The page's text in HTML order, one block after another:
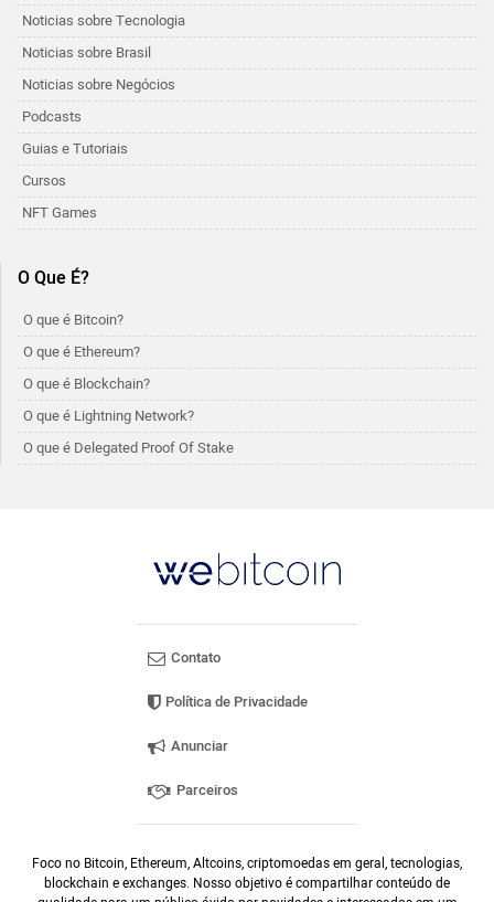
Noticias sobre Tecnologia
Noticias sobre Brasil
Noticias sobre Negócios
Podcasts
Guias e Tutoriais
Cursos
NFT Games
O Que É?
O que é Bitcoin?
O que é Ethereum?
O que é Blockchain?
O que é Lightning Network?
O que é Delegated Proof Of Stake
Contato
Política de Privacidade
Anunciar
Parceiros
Foco no Bitcoin, Ethereum, Altcoins, criptomoedas em geral, tecnologias,
blockchain e exchanges. Nosso objetivo é compartilhar conteúdo de